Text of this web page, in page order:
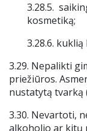
3.28.5.
kosmetiką;
3.28.6.
3.29. Nepalikti
priežiūros.
nustatytą tvarką
3.30. Nevartoti,
alkoholio ar kitų